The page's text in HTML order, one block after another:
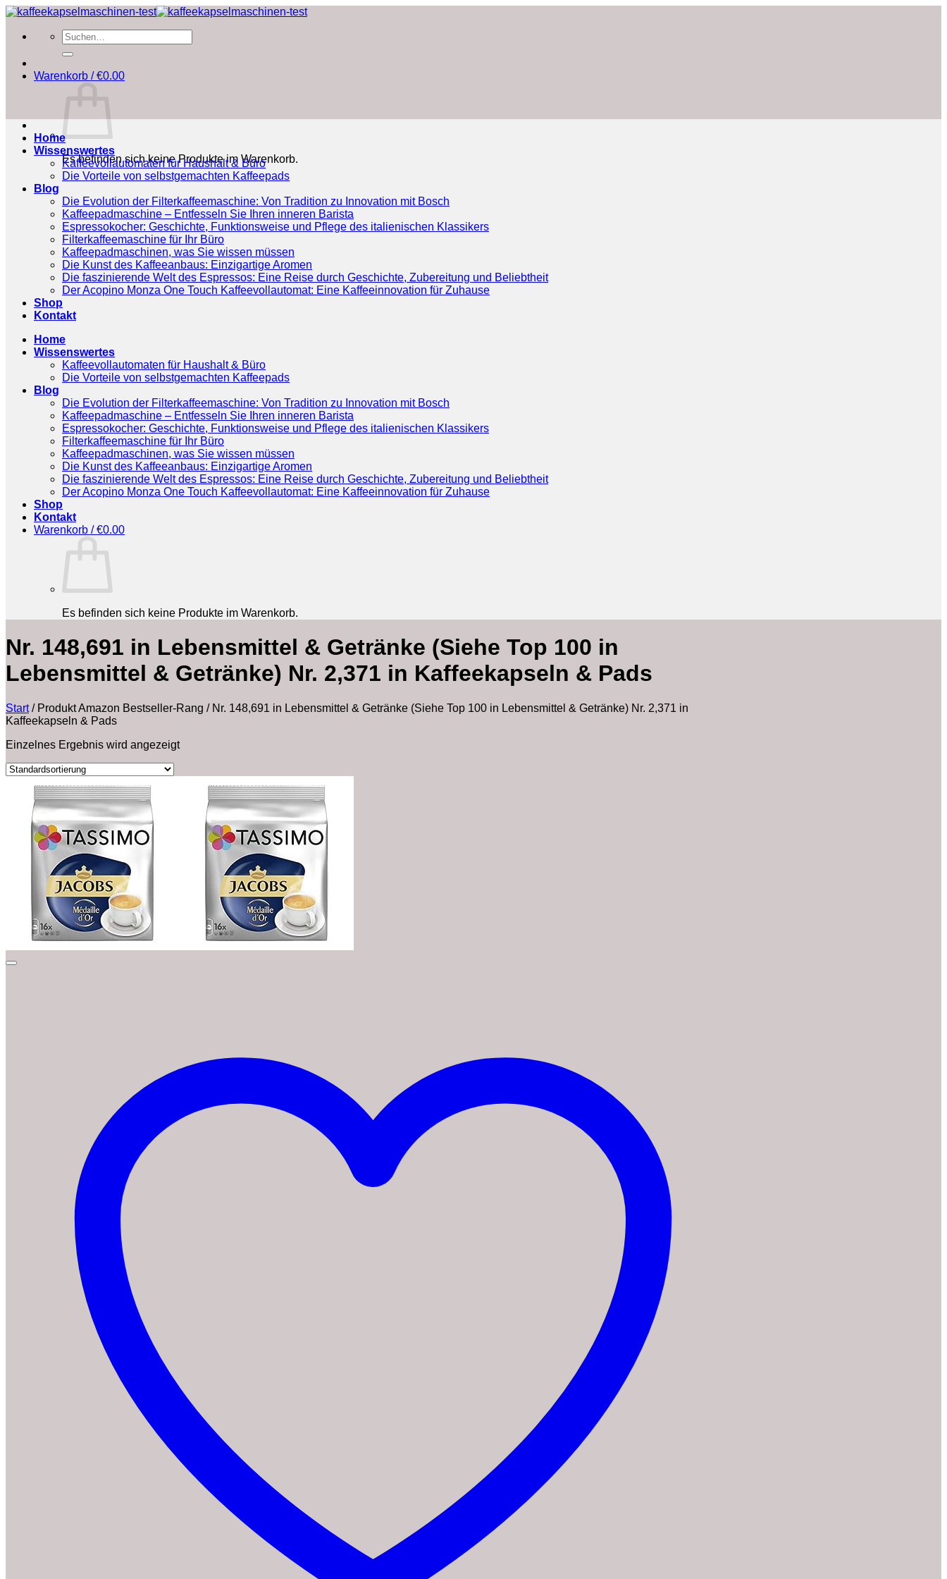
Zum
springen
Suchen
nach:
Warenkorb /€0.00
Es befinden sich keine Produkte im Warenkorb.
Home
Wissenswertes
Kaffeevollautomaten für Haushalt & Büro
Die Vorteile von selbstgemachten Kaffeepads
Blog
Die Evolution der Filterkaffeemaschine: Von Tradition zu Innovation mit Bosch
Kaffeepadmaschine – Entfesseln Sie Ihren inneren Barista
Espressokocher: Geschichte, Funktionsweise und Pflege des italienischen Klassikers
Filterkaffeemaschine für Ihr Büro
Kaffeepadmaschinen, was Sie wissen müssen
Die Kunst des Kaffeeanbaus: Einzigartige Aromen
Die faszinierende Welt des Espressos: Eine Reise durch Geschichte, Zubereitung und Beliebtheit
Der Acopino Monza One Touch Kaffeevollautomat: Eine Kaffeeinnovation für Zuhause
Shop
Kontakt
Home
Wissenswertes
Kaffeevollautomaten für Haushalt & Büro
Die Vorteile von selbstgemachten Kaffeepads
Blog
Die Evolution der Filterkaffeemaschine: Von Tradition zu Innovation mit Bosch
Kaffeepadmaschine – Entfesseln Sie Ihren inneren Barista
Espressokocher: Geschichte, Funktionsweise und Pflege des italienischen Klassikers
Filterkaffeemaschine für Ihr Büro
Kaffeepadmaschinen, was Sie wissen müssen
Die Kunst des Kaffeeanbaus: Einzigartige Aromen
Die faszinierende Welt des Espressos: Eine Reise durch Geschichte, Zubereitung und Beliebtheit
Der Acopino Monza One Touch Kaffeevollautomat: Eine Kaffeeinnovation für Zuhause
Shop
Kontakt
Warenkorb /€0.00
Es befinden sich keine Produkte im Warenkorb.
Nr. 148,691 in Lebensmittel & Getränke (Siehe Top 100 in
Lebensmittel & Getränke) Nr. 2,371 in Kaffeekapseln & Pads
Start /Produkt Amazon Bestseller-Rang /Nr. 148,691 in Lebensmittel & Getränke (Siehe Top 100 in Lebensmittel & Getränke) Nr. 2,371 in
Kaffeekapseln & Pads
Einzelnes Ergebnis wird angezeigt